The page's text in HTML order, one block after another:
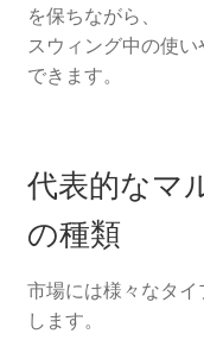
を保ちながら、
スウィング中の使
できます。
代表的なマ
の種類
市場には様々なタ
します。